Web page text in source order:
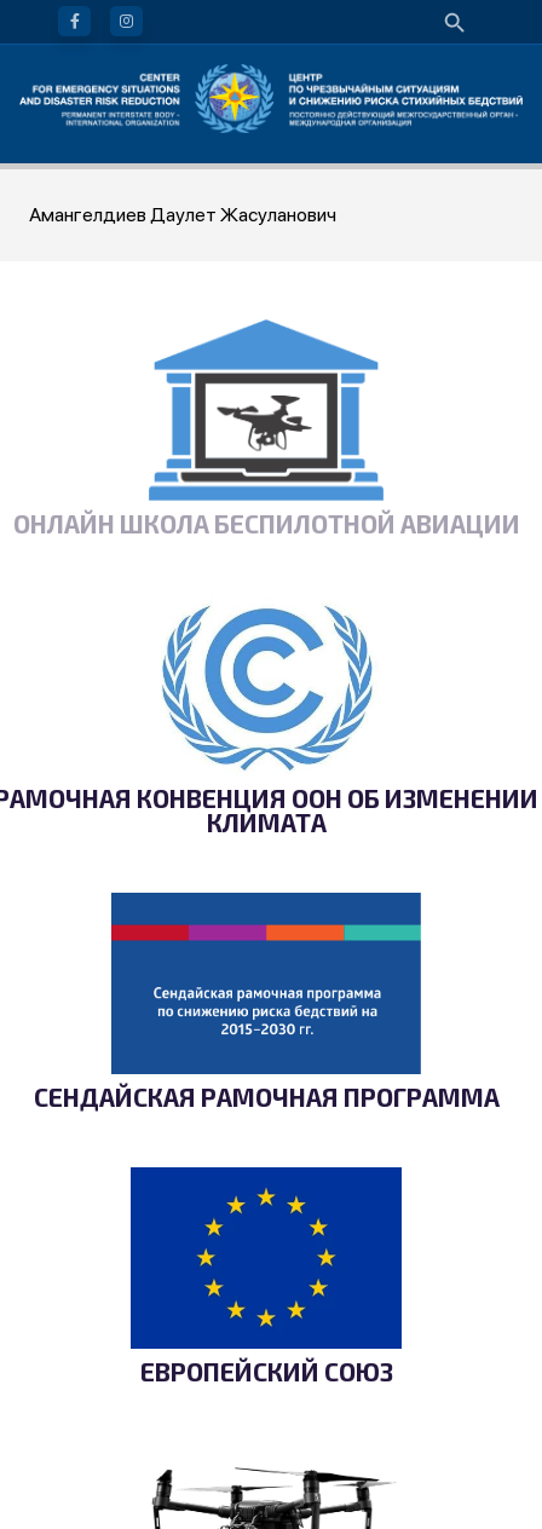
Амангелдиев Даулет Жасуланович
ОНЛАЙН ШКОЛА БЕСПИЛОТНОЙ АВИАЦИИ
КОНВЕНЦИЯ ООН ОБ ИЗМЕНЕНИИ
КЛИМАТА
СЕНДАЙСКАЯ РАМОЧНАЯ ПРОГРАММА
ЕВРОПЕЙСКИЙ СОЮЗ